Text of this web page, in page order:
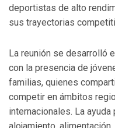
deportistas de alto
sus trayectorias
La reunión se desarrolló
con la presencia de
familias, quienes
competir en ámbitos
internacionales. La